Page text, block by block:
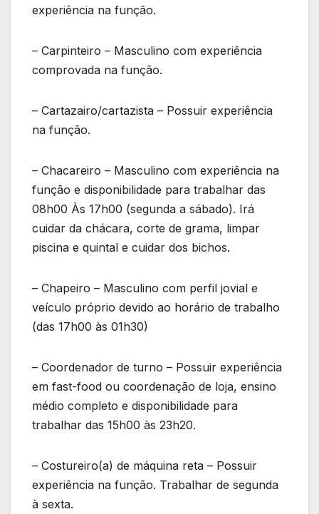
experiência na função.
– Carpinteiro – Masculino com experiência
comprovada na função.
– Cartazairo/cartazista – Possuir experiência
na função.
– Chacareiro – Masculino com experiência na
função e disponibilidade para trabalhar das
08h00 Às 17h00 (segunda a sábado). Irá
cuidar da chácara, corte de grama, limpar
piscina e quintal e cuidar dos bichos.
– Chapeiro – Masculino com perfil jovial e
veículo próprio devido ao horário de trabalho
(das 17h00 às 01h30)
– Coordenador de turno – Possuir experiência
em fast-food ou coordenação de loja, ensino
médio completo e disponibilidade para
trabalhar das 15h00 às 23h20.
– Costureiro(a) de máquina reta – Possuir
experiência na função. Trabalhar de segunda
à sexta.